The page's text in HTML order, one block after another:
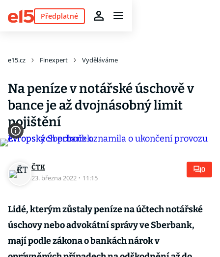
Předplatné
e15.cz Finexpert Vyděláváme
Na peníze v notářské úschově v
bance je až dvojnásobný limit
pojištění
ČTK
23. března 2022 · 11:15
0
Lidé, kterým zůstaly peníze na účtech notářské
úschovy nebo advokátní správy ve Sberbank,
mají podle zákona o bankách nárok v